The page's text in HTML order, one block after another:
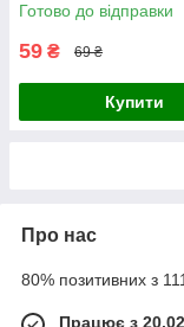
Готово до відправки
59 ₴ 69 ₴
Купити
Про нас
80% позитивних з
Працює з